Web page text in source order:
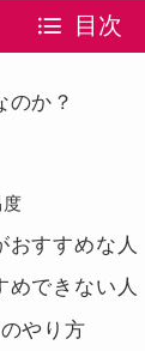
目次
か？
すすめな人
めできない人
やり方